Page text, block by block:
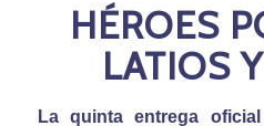
HÉROES
LATIOS
La quinta entrega